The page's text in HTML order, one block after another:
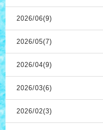
2026/06(9)
2026/05(7)
2026/04(9)
2026/03(6)
2026/02(3)